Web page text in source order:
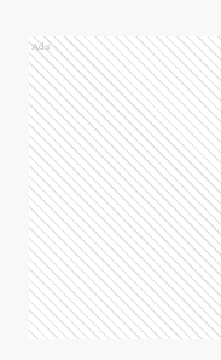
Ads